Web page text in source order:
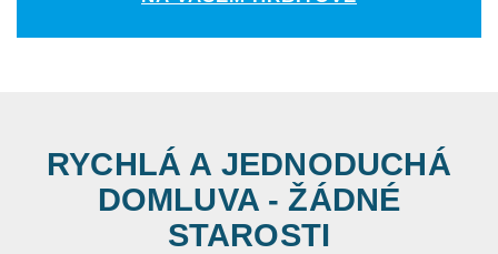
RYCHLÁ A JEDNODUCHÁ
DOMLUVA - ŽÁDNÉ
STAROSTI